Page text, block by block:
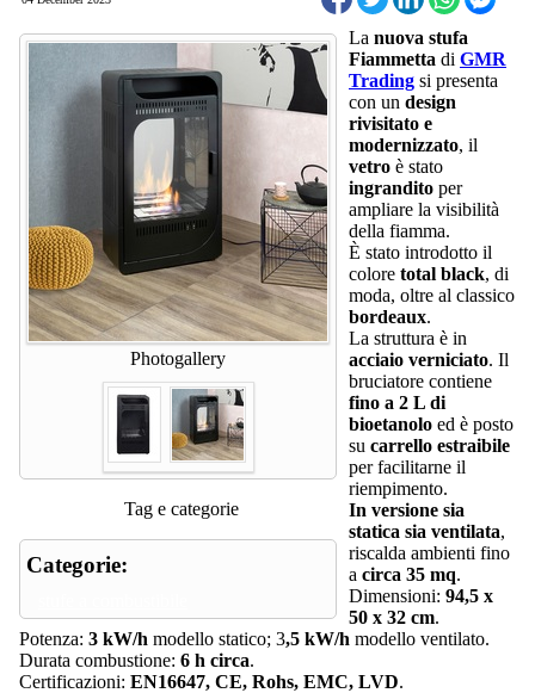
Photogallery
Tag e categorie
Categorie:
La nuova stufa
Fiammetta di GMR
Trading si presenta
con un design
rivisitato e
modernizzato, il
vetro è stato
ingrandito per
ampliare la visibilità
della fiamma.
È stato introdotto il
colore total black, di
moda, oltre al classico
bordeaux.
La struttura è in
acciaio verniciato. Il
bruciatore contiene
fino a 2 L di
bioetanolo ed è posto
su carrello estraibile
per facilitarne il
riempimento.
In versione sia
statica sia ventilata,
riscalda ambienti fino
a circa 35 mq.
Dimensioni: 94,5 x
50 x 32 cm.
Potenza: 3 kW/h modello statico; 3,5 kW/h modello ventilato.
Durata combustione: 6 h circa.
Certificazioni: EN16647, CE, Rohs, EMC, LVD.